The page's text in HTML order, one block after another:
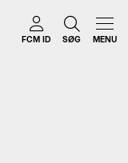
FCM ID SØG MENU